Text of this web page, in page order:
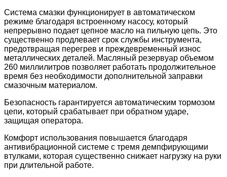
Система смазки функционирует в автоматическом
режиме благодаря встроенному насосу, который
непрерывно подает цепное масло на пильную цепь. Это
существенно продлевает срок службы инструмента,
предотвращая перегрев и преждевременный износ
металлических деталей. Масляный резервуар объемом
260 миллилитров позволяет работать продолжительное
время без необходимости дополнительной заправки
смазочным материалом.
Безопасность гарантируется автоматическим тормозом
цепи, который срабатывает при обратном ударе,
защищая оператора.
Комфорт использования повышается благодаря
антивибрационной системе с тремя демпфирующими
втулками, которая существенно снижает нагрузку на руки
при длительной работе.